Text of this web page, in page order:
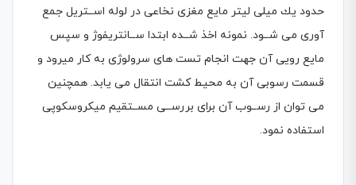
حدود یك میلی لیتر مایع مغزی نخاعی در لوله اســتریل جمع
آوری می شــود. نمونه اخذ شــده ابتدا ســانتریفوژ و سپس
مایع رویی آن جهت انجام تست های سرولوژی به كار میرود و
قسمت رسوبی آن به محیط كشت انتقال می یابد. همچنین
می توان از رســوب آن برای بررســی مســتقیم میکروسکوپی
استفاده نمود.